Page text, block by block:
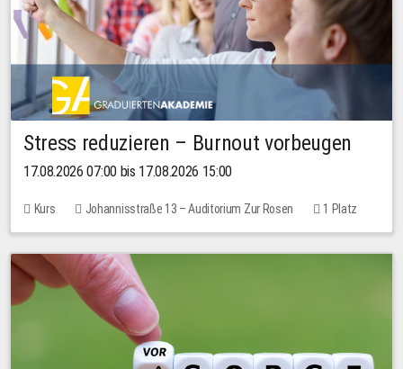
Stress reduzieren – Burnout vorbeugen
17.08.2026 07:00 bis 17.08.2026 15:00
Kurs Johannisstraße 13 – Auditorium Zur Rosen
1 Platz
10,00 EUR